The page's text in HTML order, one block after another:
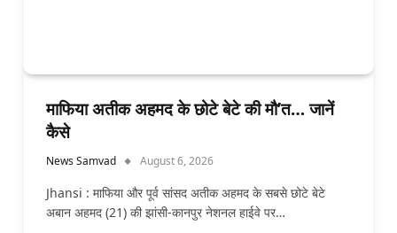
माफिया अतीक अहमद के छोटे बेटे की मौ’त… जानें
कैसे
News Samvad August 6, 2026
Jhansi : माफिया और पूर्व सांसद अतीक अहमद के सबसे छोटे बेटे
अबान अहमद (21) की झांसी-कानपुर नेशनल हाईवे पर…